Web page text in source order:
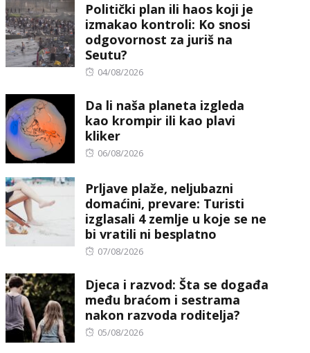
Politički plan ili haos koji je
izmakao kontroli: Ko snosi
odgovornost za juriš na
Seutu?
Posted
04/08/2026
Da li naša planeta izgleda
kao krompir ili kao plavi
kliker
Posted
06/08/2026
Prljave plaže, neljubazni
domaćini, prevare: Turisti
izglasali 4 zemlje u koje se ne
bi vratili ni besplatno
Posted
07/08/2026
Djeca i razvod: Šta se događa
među braćom i sestrama
nakon razvoda roditelja?
Posted
05/08/2026